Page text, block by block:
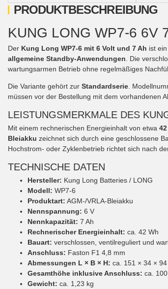
PRODUKTBESCHREIBUNG
KUNG LONG WP7-6 6V
Der Kung Long WP7-6 mit 6 Volt und 7 Ah ist
allgemeine Standby-Anwendungen . Die
wartungsarmen Betrieb ohne regelmäßiges
Die Variante gehört zur Standardserie .
müssen vor der Bestellung mit dem vorhandenen
LEISTUNGSMERKMALE DES
Mit einem rechnerischen Energieinhalt von etwa
Bleiakku zeichnet sich durch eine geschlossene
Hochstrom- oder Zyklenbetrieb richtet sich nach
TECHNISCHE DATEN
Hersteller: Kung Long Batteries / LONG
Modell: WP7-6
Produktart: AGM-/VRLA-Bleiakku
Nennspannung: 6 V
Nennkapazität: 7 Ah
Rechnerischer Energieinhalt: ca. 42 Wh
Bauart: verschlossen, ventilreguliert und
Anschluss: Faston F1 4,8 mm
Abmessungen L × B × H: ca. 151 × 34 ×
Gesamthöhe inklusive Anschluss: ca.
Gewicht: ca. 1,23 kg